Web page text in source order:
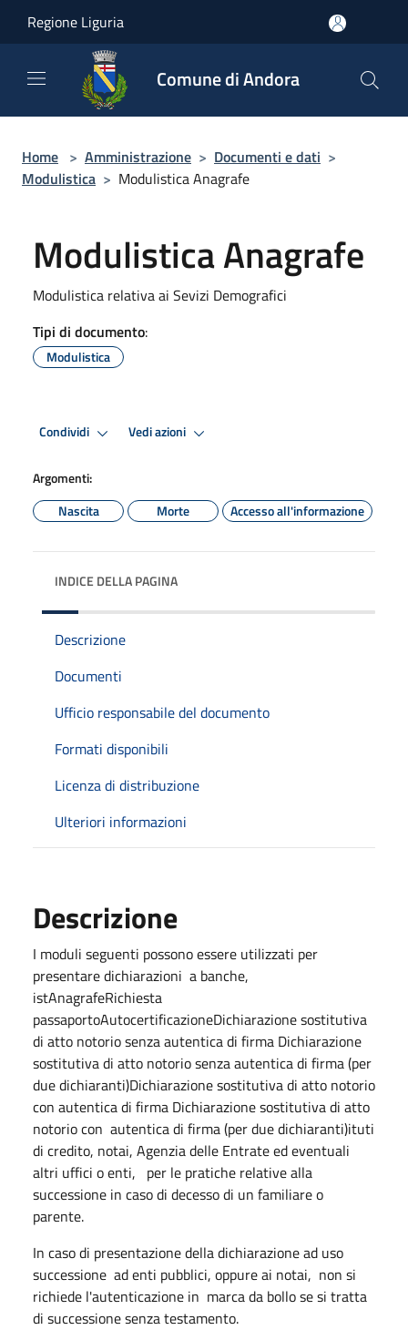
Regione Liguria
Comune di Andora
Home > Amministrazione > Documenti e dati >
Modulistica > Modulistica Anagrafe
Modulistica Anagrafe
Modulistica relativa ai Sevizi Demografici
Tipi di documento:
Modulistica
Condividi Vedi azioni
Argomenti:
Nascita
Morte Accesso all'informazione
INDICE DELLA PAGINA
Descrizione
Documenti
Ufficio responsabile del documento
Formati disponibili
Licenza di distribuzione
Ulteriori informazioni
Descrizione
I moduli seguenti possono essere utilizzati per
presentare dichiarazioni a banche,
istAnagrafeRichiesta
passaportoAutocertificazioneDichiarazione sostitutiva
di atto notorio senza autentica di firma Dichiarazione
sostitutiva di atto notorio senza autentica di firma (per
due dichiaranti)Dichiarazione sostitutiva di atto notorio
con autentica di firma Dichiarazione sostitutiva di atto
notorio con autentica di firma (per due dichiaranti)ituti
di credito, notai, Agenzia delle Entrate ed eventuali
altri uffici o enti, per le pratiche relative alla
successione in caso di decesso di un familiare o
parente.
In caso di presentazione della dichiarazione ad uso
successione ad enti pubblici, oppure ai notai, non si
richiede l'autenticazione in marca da bollo se si tratta
di successione senza testamento.